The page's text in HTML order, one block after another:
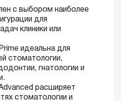
с выбором наиболее
для
клиники или
идеальна для
стоматологии,
гнатологии и
расширяет
стоматологии и